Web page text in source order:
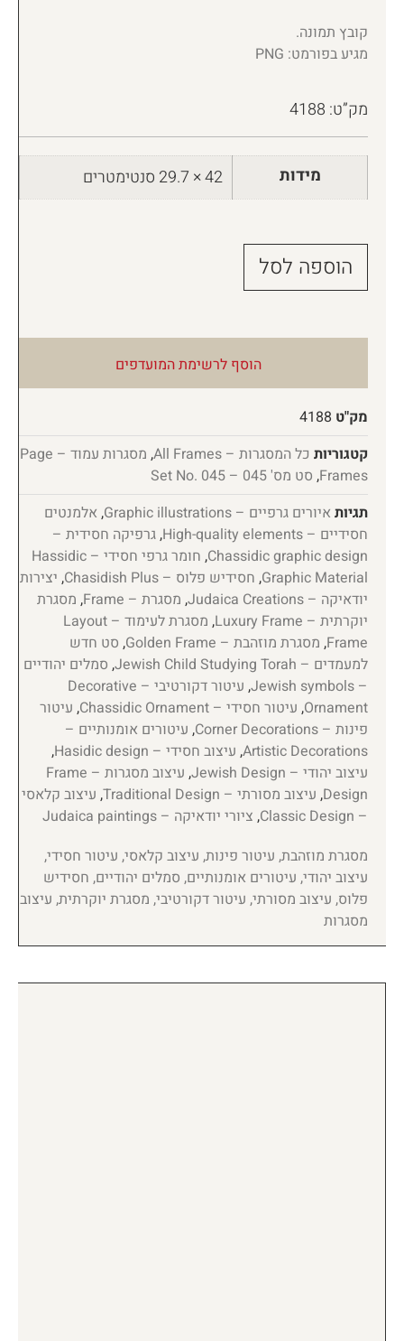
קובץ תמונה.
מגיע בפורמט: PNG
מק”ט: 4188
מידות 42 × 29.7 סנטימטרים
הוספה לסל
הוסף לרשימת המועדפים
מק"ט 4188
קטגוריות כל המסגרות – All Frames ,
מסגרות עמוד – Page
Frames
, סט מס' 045 – Set No. 045
תגיות איורים גרפיים – Graphic illustrations , אלמנטים
חסידיים – High-quality elements
,גרפיקה חסידית –
Chassidic graphic design
,
חומר גרפי חסידי – Hassidic
Graphic Material
, חסידיש פלוס – Chasidish Plus , יצירות
יודאיקה – Judaica Creations
, מסגרת – Frame , מסגרת
יוקרתית – Luxury Frame
,
מסגרת לעימוד – Layout
Frame
, מסגרת מוזהבת – Golden Frame , סט חדש
למעמדים – Jewish Child Studying Torah
, סמלים יהודיים
– Jewish symbols
,
עיטור דקורטיבי – Decorative
Ornament
, עיטור חסידי – Chassidic Ornament , עיטור
פינות – Corner Decorations
, עיטורים אומנותיים –
Artistic Decorations
, עיצוב חסידי – Hasidic design
,
עיצוב יהודי – Jewish Design
,
עיצוב מסגרות – Frame
Design
, עיצוב מסורתי – Traditional Design , עיצוב קלאסי
– Classic Design
, ציורי יודאיקה – Judaica paintings
מסגרת מוזהבת, עיטור פינות, עיצוב קלאסי, עיטור חסידי,
עיצוב יהודי, עיטורים אומנותיים, סמלים יהודיים, חסידיש
פלוס, עיצוב מסורתי, עיטור דקורטיבי, מסגרת יוקרתית, עיצוב
מסגרות